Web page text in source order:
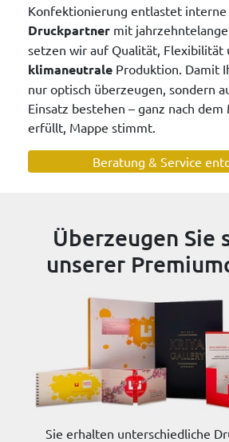
Konfektionierung entlastet interne
Druckpartner mit
setzen wir auf Qualität, Flexibilität
klimaneutrale Produktion. Damit
nur optisch überzeugen, sondern
Einsatz bestehen – ganz nach
erfüllt, Mappe stimmt.
Beratung & Service
Überzeugen Sie
unserer
Sie erhalten unterschiedliche